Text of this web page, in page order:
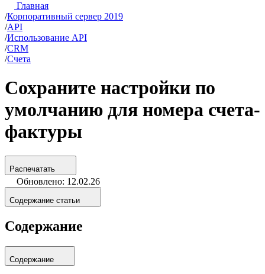
Главная
/Корпоративный сервер 2019
/API
/Использование API
/CRM
/Счета
Сохраните настройки по
умолчанию для номера счета-
фактуры
Распечатать
Обновлено: 12.02.26
Содержание статьи
Содержание
Содержание